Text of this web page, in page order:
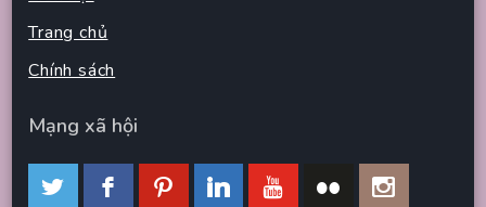
Trang chủ
Chính sách
Mạng xã hội